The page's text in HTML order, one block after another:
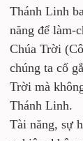
Thánh Linh
năng để làm-
Chúa Trời
chúng ta cố
Trời mà
Thánh Linh.
Tài năng, sự